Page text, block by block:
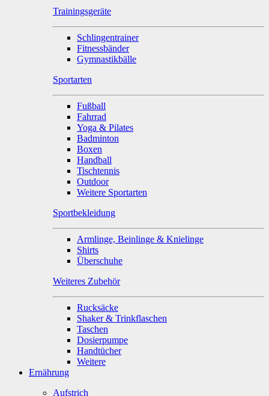
Trainingsgeräte
Schlingentrainer
Fitnessbänder
Gymnastikbälle
Sportarten
Fußball
Fahrrad
Yoga & Pilates
Badminton
Boxen
Handball
Tischtennis
Outdoor
Weitere Sportarten
Sportbekleidung
Armlinge, Beinlinge & Knielinge
Shirts
Überschuhe
Weiteres Zubehör
Rucksäcke
Shaker & Trinkflaschen
Taschen
Dosierpumpe
Handtücher
Weitere
Ernährung
Aufstrich